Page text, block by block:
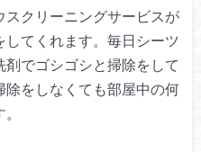
スクリーニングサービスが
てくれます。 毎日シーツ
剤でゴシゴシと掃除をして
除をしなくても部屋中の何